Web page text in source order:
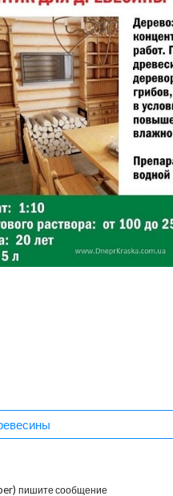
) пишите сообщение